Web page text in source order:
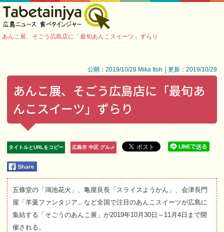
あんこ展、そごう広島店に「最旬あんこスイーツ」ずらり
公開：2019/10/28 Mika Itoh │更新：2019/10/28
あんこ展、そごう広島店に「最旬あ
んこスイーツ」ずらり
タイトルとURLをコピー 広島市 中区 グルメ
五條堂の「鴻池花火」、亀屋良長「スライスようかん」、会津長門
屋「羊羹ファンタジア」など全国で注目のあんこスイーツが広島に
集結する「そごうのあんこ展」が2019年10月30日～11月4日まで開
催される。